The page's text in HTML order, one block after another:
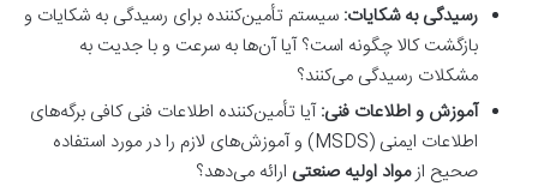
رسیدگی به شکایات: سیستم تأمین‌کننده برای رسیدگی به شکایات و
بازگشت کالا چگونه است؟ آیا آن‌ها به سرعت و با جدیت به
مشکلات رسیدگی می‌کنند؟
آموزش و اطلاعات فنی:آیا تأمین‌کننده اطلاعات فنی کافی برگه‌های
اطلاعات ایمنی (MSDS) و آموزش‌های لازم را در مورد استفاده
صحیح ازمواد اولیه صنعتی ارائه می‌دهد؟